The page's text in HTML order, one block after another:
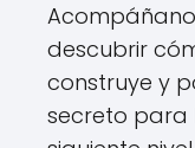
descubrir
construye y
secreto para